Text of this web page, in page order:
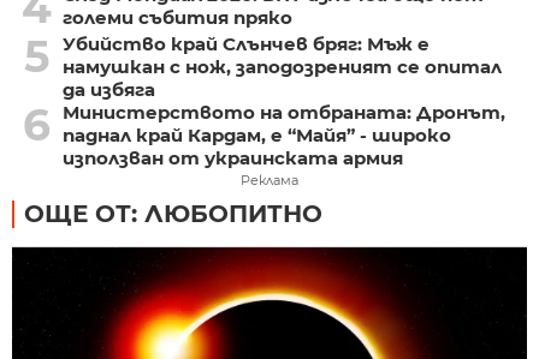
големи събития пряко
5 Убийство край Слънчев бряг: Мъж е
намушкан с нож, заподозреният се опитал
да избяга
6
Министерството на отбраната: Дронът,
паднал край Кардам, е “Майя” - широко
използван от украинската армия
Реклама
ОЩЕ ОТ: ЛЮБОПИТНО